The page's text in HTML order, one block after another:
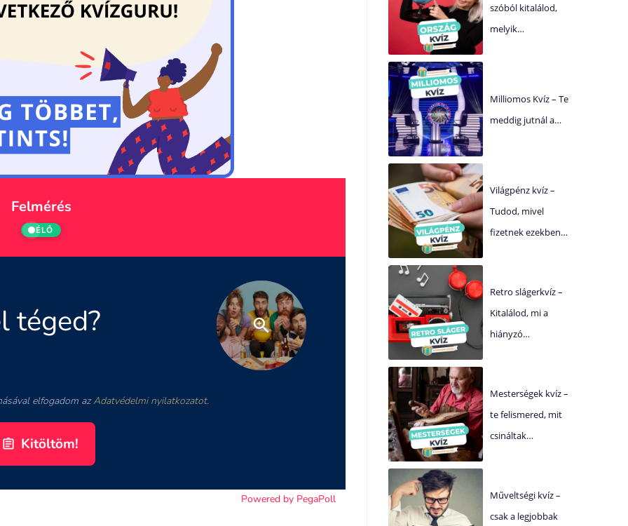
szóból kitalálod,
melyik…
Milliomos Kvíz – Te
meddig jutnál a…
Világpénz kvíz –
Tudod, mivel
fizetnek ezekben…
Retro slágerkvíz –
Kitalálod, mi a
hiányzó…
Mesterségek kvíz –
te felismered, mit
csináltak…
Műveltségi kvíz –
csak a legjobbak